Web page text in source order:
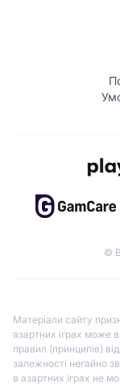
©
Матеріали сайту
азартних іграх може
правил (принципів)
залежності негайно
в азартних іграх не